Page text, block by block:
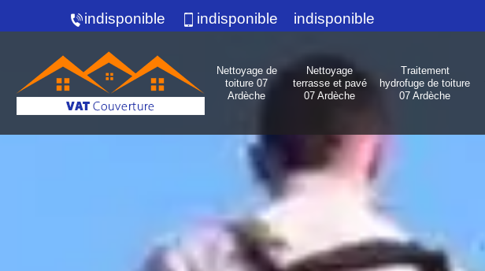
indisponible indisponible indisponible
Nettoyage de
toiture 07
Ardèche
Nettoyage
terrasse et pavé
07 Ardèche
Traitement
hydrofuge de toiture
07 Ardèche